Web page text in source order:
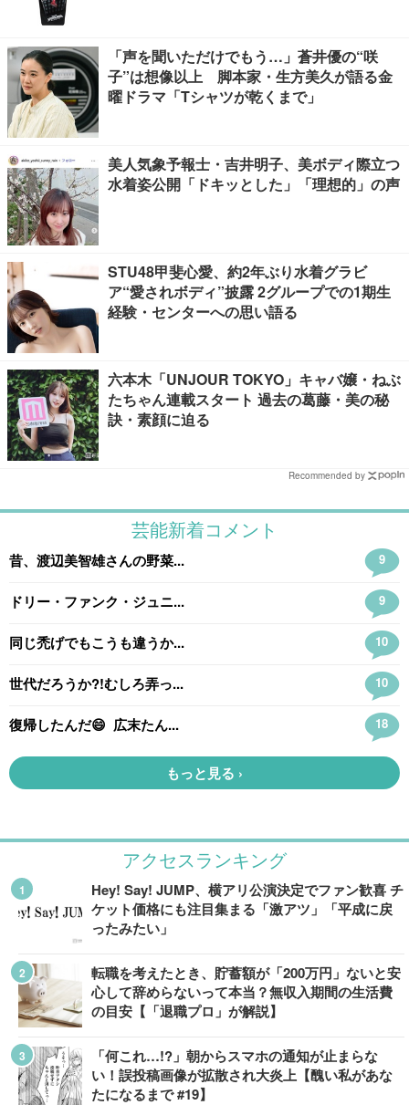
「声を聞いただけでもう…」蒼井優の“咲
子”は想像以上 脚本家・生方美久が語る金
曜ドラマ「Tシャツが乾くまで」
美人気象予報士・吉井明子、美ボディ際立つ
水着姿公開「ドキッとした」「理想的」の声
STU48甲斐心愛、約2年ぶり水着グラビ
ア“愛されボディ”披露 2グループでの1期生
経験・センターへの思い語る
六本木「UNJOUR TOKYO」キャバ嬢・ねぶ
たちゃん連載スタート 過去の葛藤・美の秘
訣・素顔に迫る
Recommended by
アクセスランキング
Hey! Say! JUMP、横アリ公演決定でファン歓喜 チ
ケット価格にも注目集まる「激アツ」「平成に戻
ったみたい」
転職を考えたとき、貯蓄額が「200万円」ないと安
心して辞めらないって本当？無収入期間の生活費
の目安【「退職プロ」が解説】
「何これ…!?」朝からスマホの通知が止まらな
い！誤投稿画像が拡散され大炎上【醜い私があな
たになるまで #19】